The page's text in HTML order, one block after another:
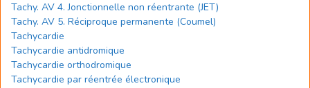
Tachy. AV 4. Jonctionnelle non réentrante (JET)
Tachy. AV 5. Réciproque permanente (Coumel)
Tachycardie
Tachycardie antidromique
Tachycardie orthodromique
Tachycardie par réentrée électronique